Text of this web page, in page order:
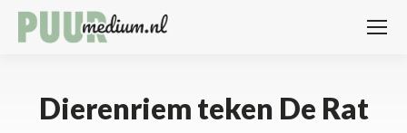
Dierenriem teken De Rat